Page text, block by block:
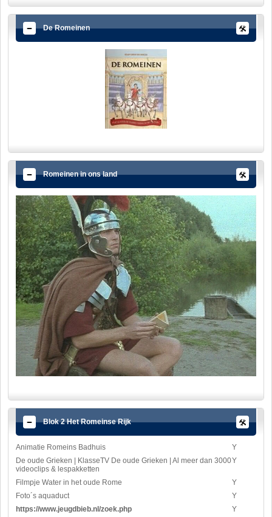
De Romeinen
Romeinen in ons land
Blok 2 Het Romeinse Rijk
Animatie Romeins Badhuis
Y
De oude Grieken | KlasseTV De oude Grieken | Al meer dan 3000
videoclips & lespakketten
Y
Filmpje Water in het oude Rome
Y
Foto´s aquaduct
Y
https://www.jeugdbieb.nl/zoek.php
Y